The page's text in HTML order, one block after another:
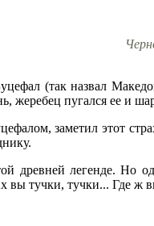
(так назвал
жеребец пугался ее и
заметил этот
древней легенде. Но
вы тучки, тучки... Где ж